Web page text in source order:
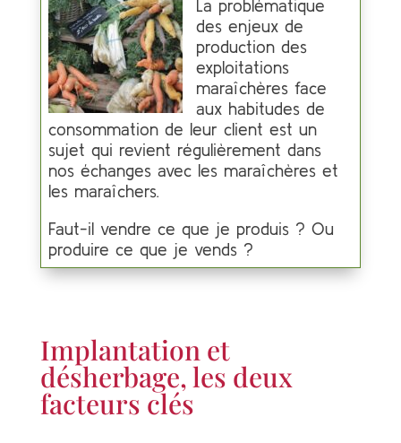
La problématique
des enjeux de
production des
exploitations
maraîchères face
aux habitudes de
consommation de leur client est un
sujet qui revient régulièrement dans
nos échanges avec les maraîchères et
les maraîchers.
Faut-il vendre ce que je produis ? Ou
produire ce que je vends ?
Implantation et
désherbage, les deux
facteurs clés